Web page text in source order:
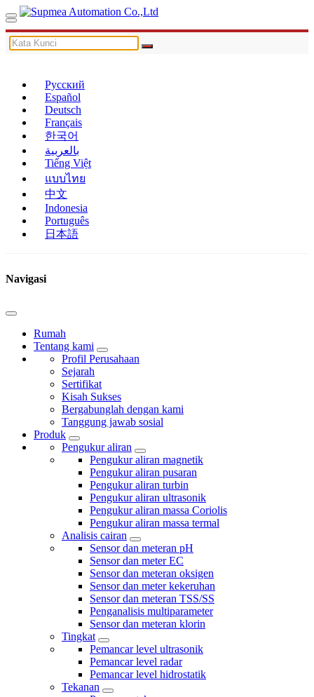
Русский
Español
Deutsch
Français
한국어
بالعربية
Tiếng Việt
แบบไทย
中文
Indonesia
Português
日本語
Navigasi
Rumah
Tentang kami
Profil Perusahaan
Sejarah
Sertifikat
Kisah Sukses
Bergabunglah dengan kami
Tanggung jawab sosial
Produk
Pengukur aliran
Pengukur aliran magnetik
Pengukur aliran pusaran
Pengukur aliran turbin
Pengukur aliran ultrasonik
Pengukur aliran massa Coriolis
Pengukur aliran massa termal
Analisis cairan
Sensor dan meteran pH
Sensor dan meter EC
Sensor dan meteran oksigen
Sensor dan meter kekeruhan
Sensor dan meteran TSS/SS
Penganalisis multiparameter
Sensor dan meteran klorin
Tingkat
Pemancar level ultrasonik
Pemancar level radar
Pemancar level hidrostatik
Tekanan